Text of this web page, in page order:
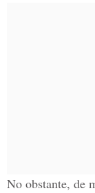
No obstante, de